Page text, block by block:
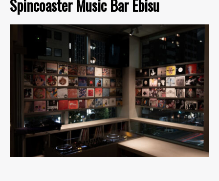
Spincoaster Music Bar Ebisu